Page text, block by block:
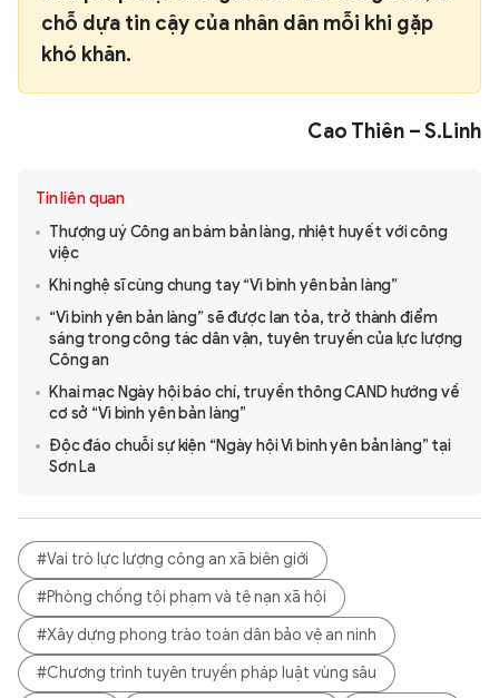
chỗ dựa tin cậy của nhân dân mỗi khi gặp
khó khăn.
Cao Thiên – S.Linh
Tin liên quan
Thượng uý Công an bám bản làng, nhiệt huyết với công
việc
Khi nghệ sĩ cùng chung tay “Vì bình yên bản làng”
“Vì bình yên bản làng” sẽ được lan tỏa, trở thành điểm
sáng trong công tác dân vận, tuyên truyền của lực lượng
Công an
Khai mạc Ngày hội báo chí, truyền thông CAND hướng về
cơ sở “Vì bình yên bản làng”
Độc đáo chuỗi sự kiện “Ngày hội Vì bình yên bản làng” tại
Sơn La
#Vai trò lực lượng công an xã biên giới
#Phòng chống tội phạm và tệ nạn xã hội
#Xây dựng phong trào toàn dân bảo vệ an ninh
#Chương trình tuyên truyền pháp luật vùng sâu